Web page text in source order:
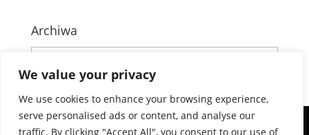
We value your privacy
We use cookies to enhance your browsing experience,
serve personalised ads or content, and analyse our
traffic. By clicking "Accept All", you consent to our use of
Archiwa
Archiwa
Strona GeniusCreations.pl wykorzystuje pliki cookies. Korzystając ze
strony, wyrażasz zgodę na używanie plików cookie, zgodnie z